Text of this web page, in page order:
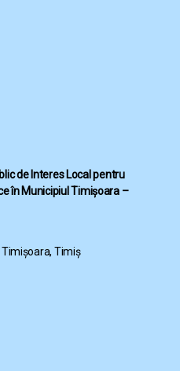
de Interes Local pentru
în Municipiul Timișoara –
Timișoara, Timiș